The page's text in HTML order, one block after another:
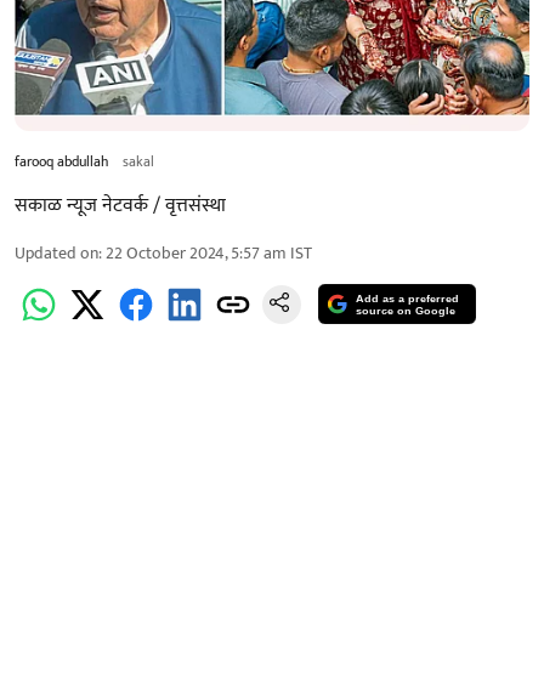
farooq abdullah sakal
सकाळ न्यूज नेटवर्क / वृत्तसंस्था
Updated on:22 October 2024, 5:57 am IST
Add as a preferred
source on Google